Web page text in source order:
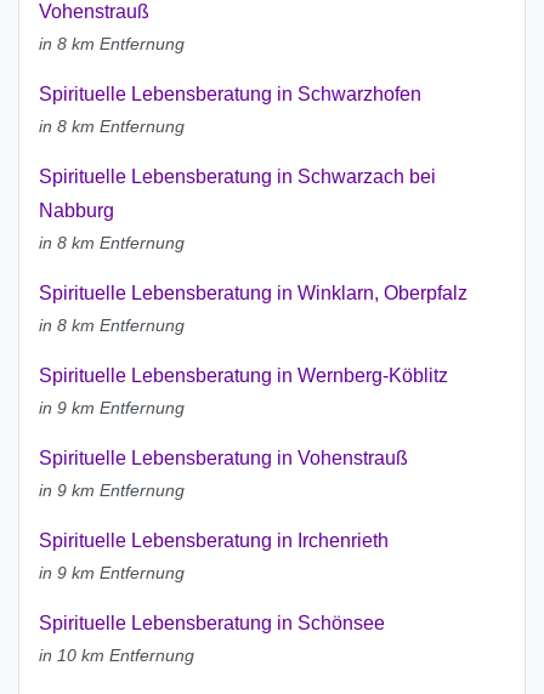
Vohenstrauß
in 8 km Entfernung
Spirituelle Lebensberatung in Schwarzhofen
in 8 km Entfernung
Spirituelle Lebensberatung in Schwarzach bei
Nabburg
in 8 km Entfernung
Spirituelle Lebensberatung in Winklarn, Oberpfalz
in 8 km Entfernung
Spirituelle Lebensberatung in Wernberg-Köblitz
in 9 km Entfernung
Spirituelle Lebensberatung in Vohenstrauß
in 9 km Entfernung
Spirituelle Lebensberatung in Irchenrieth
in 9 km Entfernung
Spirituelle Lebensberatung in Schönsee
in 10 km Entfernung